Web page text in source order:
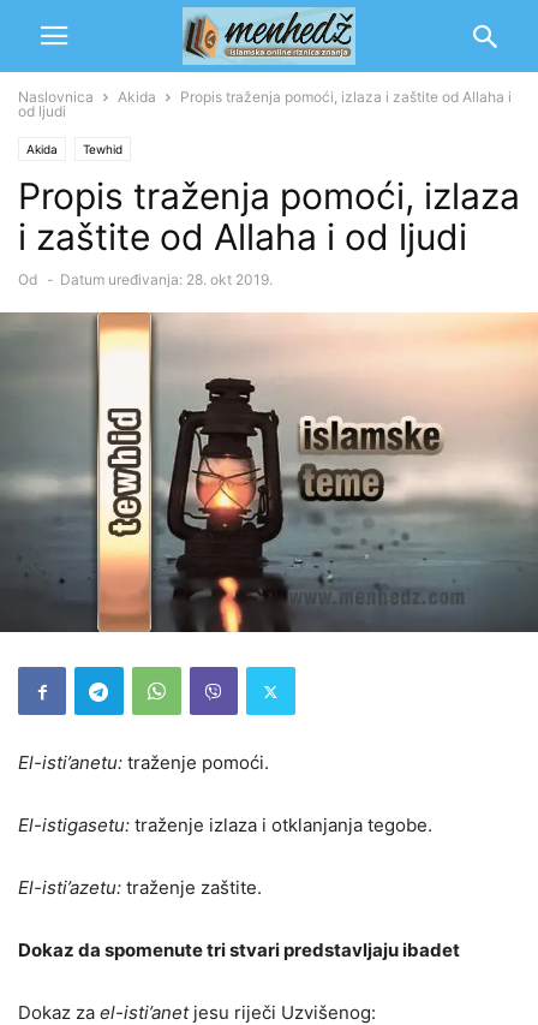
Naslovnica Akida
Propis traženja pomoći, izlaza i zaštite od Allaha i
od ljudi
Akida Tewhid
Propis traženja pomoći, izlaza
i zaštite od Allaha i od ljudi
Od - Datum uređivanja: 28. okt 2019.
El-isti’anetu: traženje pomoći.
El-istigasetu: traženje izlaza i otklanjanja tegobe.
El-isti’azetu: traženje zaštite.
Dokaz da spomenute tri stvari predstavljaju ibadet
Dokaz za el-isti’anetjesu riječi Uzvišenog: